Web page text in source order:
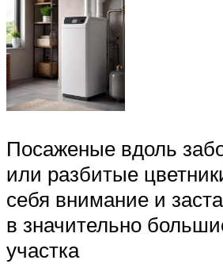
Посаженые вдоль
или разбитые
себя внимание и
в значительно
участка